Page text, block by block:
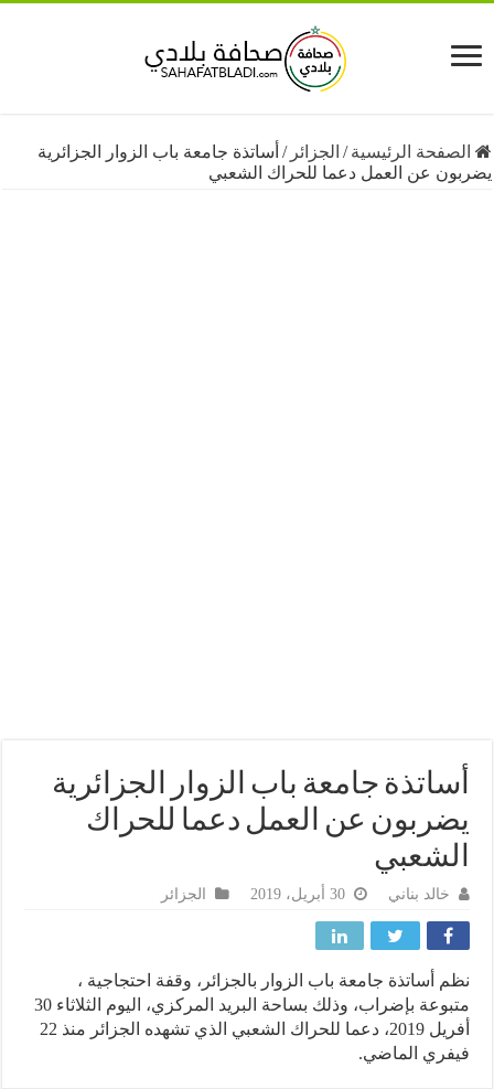
الرئيسية /الجزائر/أساتذة جامعة باب الزوار الجزائرية
عن العمل دعما للحراك الشعبي
جامعة باب الزوار الجزائرية
عن العمل دعما للحراك
خالد بناني الجزائر
أساتذة جامعة باب الزوار بالجزائر، وقفة احتجاجية ،
متبوعة بإضراب، وذلك بساحة البريد المركزي، اليوم الثلاثاء 30
أفريل 2019، دعما للحراك الشعبي الذي تشهده الجزائر منذ 22
الماضي.